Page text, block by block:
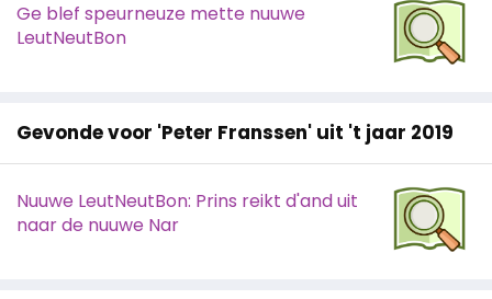
Ge blef speurneuze mette nuuwe
LeutNeutBon
Gevonde voor 'Peter Franssen' uit 't jaar 2019
Nuuwe LeutNeutBon: Prins reikt d'and uit
naar de nuuwe Nar